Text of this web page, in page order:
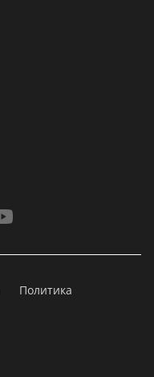
Политика